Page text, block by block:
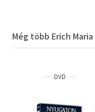
Még több Erich
DVD